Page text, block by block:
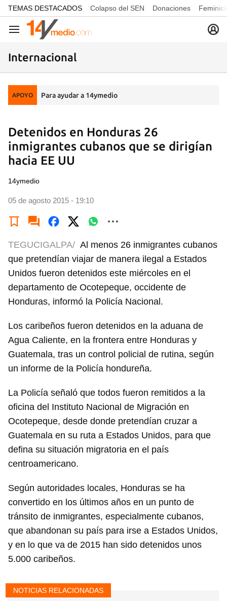
common.go-to-content
TEMAS DESTACADOS Colapso del SEN Donaciones
Navegación
Internacional
APOYO Para ayudar a 14ymedio
Detenidos en Honduras 26
inmigrantes cubanos que se dirigían
hacia EE UU
14ymedio
05 de agosto 2015 - 19:10
TEGUCIGALPA/ Al menos 26 inmigrantes cubanos
que pretendían viajar de manera ilegal a Estados
Unidos fueron detenidos este miércoles en el
departamento de Ocotepeque, occidente de
Honduras, informó la Policía Nacional.
Los caribeños fueron detenidos en la aduana de
Agua Caliente, en la frontera entre Honduras y
Guatemala, tras un control policial de rutina, según
un informe de la Policía hondureña.
La Policía señaló que todos fueron remitidos a la
oficina del Instituto Nacional de Migración en
Ocotepeque, desde donde pretendían cruzar a
Guatemala en su ruta a Estados Unidos, para que
defina su situación migratoria en el país
centroamericano.
Según autoridades locales, Honduras se ha
convertido en los últimos años en un punto de
tránsito de inmigrantes, especialmente cubanos,
que abandonan su país para irse a Estados Unidos,
y en lo que va de 2015 han sido detenidos unos
5.000 caribeños.
NOTICIAS RELACIONADAS